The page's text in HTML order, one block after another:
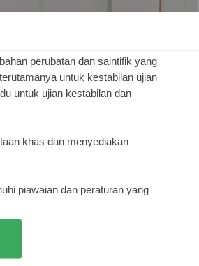
Melayu
Tiếng Việt
perubatan dan saintifik yang
untuk kestabilan ujian
untuk ujian kestabilan dan
khas dan menyediakan
piawaian dan peraturan yang